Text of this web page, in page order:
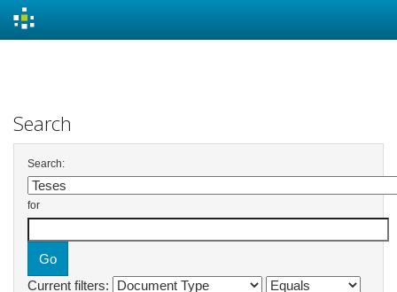
Search
Search:
for
Current filters: